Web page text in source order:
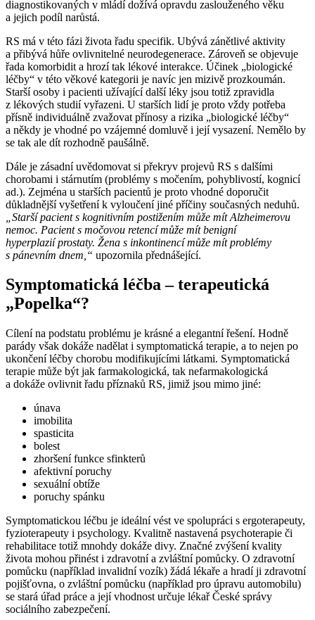
diagnostikovaných v mládí dožívá opravdu zaslouženého věku
a jejich podíl narůstá.
RS má v této fázi života řadu specifik. Ubývá zánětlivé aktivity
a přibývá hůře ovlivnitelné neurodegenerace. Zároveň se objevuje
řada komorbidit a hrozí tak lékové interakce. Účinek „biologické
léčby“ v této věkové kategorii je navíc jen mizivě prozkoumán.
Starší osoby i pacienti užívající další léky jsou totiž zpravidla
z lékových studií vyřazeni. U starších lidí je proto vždy potřeba
přísně individuálně zvažovat přínosy a rizika „biologické léčby“
a někdy je vhodné po vzájemné domluvě i její vysazení. Nemělo by
se tak ale dít rozhodně paušálně.
Dále je zásadní uvědomovat si překryv projevů RS s dalšími
chorobami i stárnutím (problémy s močením, pohyblivostí, kognicí
ad.). Zejména u starších pacientů je proto vhodné doporučit
důkladnější vyšetření k vyloučení jiné příčiny současných neduhů.
„Starší pacient s kognitivním postižením může mít Alzheimerovu
nemoc. Pacient s močovou retencí může mít benigní
hyperplazií prostaty. Žena s inkontinencí může mít problémy
s pánevním dnem,“ upozornila přednášející.
Symptomatická léčba –⁠ terapeutická
„Popelka“?
Cílení na podstatu problému je krásné a elegantní řešení. Hodně
parády však dokáže nadělat i symptomatická terapie, a to nejen po
ukončení léčby chorobu modifikujícími látkami. Symptomatická
terapie může být jak farmakologická, tak nefarmakologická
a dokáže ovlivnit řadu příznaků RS, jimiž jsou mimo jiné:
únava
imobilita
spasticita
bolest
zhoršení funkce sfinkterů
afektivní poruchy
sexuální obtíže
poruchy spánku
Symptomatickou léčbu je ideální vést ve spolupráci s ergoterapeuty,
fyzioterapeuty i psychology. Kvalitně nastavená psychoterapie či
rehabilitace totiž mnohdy dokáže divy. Značné zvýšení kvality
života mohou přinést i zdravotní a zvláštní pomůcky. O zdravotní
pomůcku (například invalidní vozík) žádá lékaře a hradí ji zdravotní
pojišťovna, o zvláštní pomůcku (například pro úpravu automobilu)
se stará úřad práce a její vhodnost určuje lékař České správy
sociálního zabezpečení.